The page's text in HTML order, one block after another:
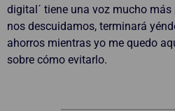
digital´ tiene una voz mucho
nos descuidamos, terminará
ahorros mientras yo me quedo
sobre cómo evitarlo.